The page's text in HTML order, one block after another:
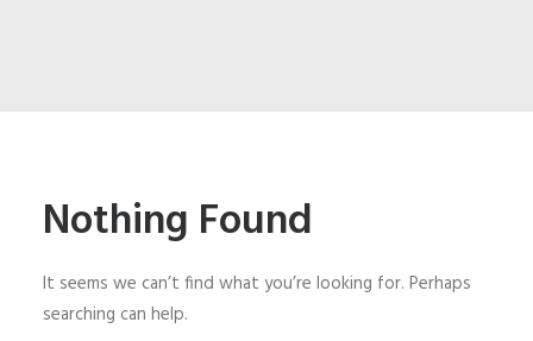
Nothing Found
It seems we can’t find what you’re looking for. Perhaps
searching can help.